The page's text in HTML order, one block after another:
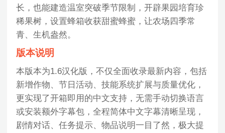
长，也能建造温室突破季节限制，开辟果园培育珍
稀果树，设置蜂箱收获甜蜜蜂蜜，让农场四季常
青、生机盎然。
版本说明
本版本为1.6汉化版，不仅全面收录最新内容，包括
新增作物、节日活动、技能系统扩展与质量优化，
更实现了开箱即用的中文支持，无需手动切换语言
或安装额外字幕包，全程简体中文字幕清晰呈现，
剧情对话、任务提示、物品说明一目了然，极大提